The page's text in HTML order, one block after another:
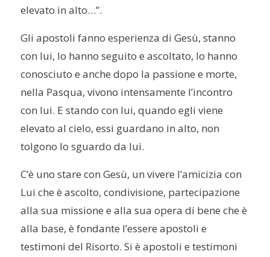
elevato in alto…”.
Gli apostoli fanno esperienza di Gesù, stanno
con lui, lo hanno seguito e ascoltato, lo hanno
conosciuto e anche dopo la passione e morte,
nella Pasqua, vivono intensamente l’incontro
con lui. E stando con lui, quando egli viene
elevato al cielo, essi guardano in alto, non
tolgono lo sguardo da lui.
C’è uno stare con Gesù, un vivere l’amicizia con
Lui che è ascolto, condivisione, partecipazione
alla sua missione e alla sua opera di bene che è
alla base, è fondante l’essere apostoli e
testimoni del Risorto. Si è apostoli e testimoni